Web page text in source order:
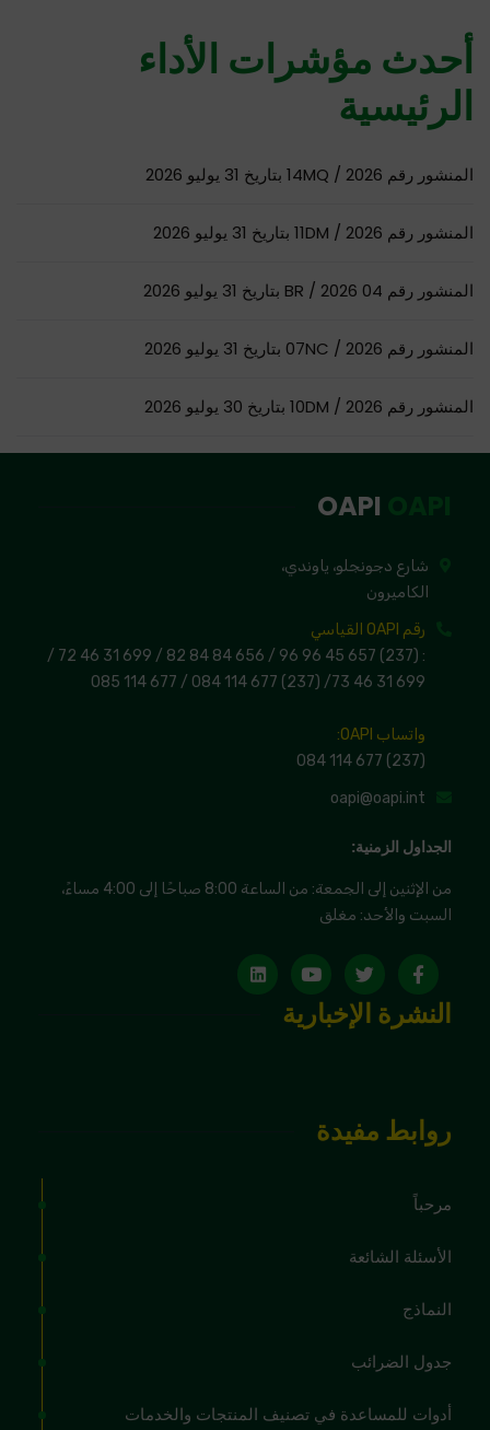
أحدث مؤشرات الأداء
الرئيسية
المنشور رقم 14MQ / 2026 بتاريخ 31 يوليو 2026
المنشور رقم 11DM / 2026 بتاريخ 31 يوليو 2026
المنشور رقم 04 BR / 2026 بتاريخ 31 يوليو 2026
المنشور رقم 07NC / 2026 بتاريخ 31 يوليو 2026
المنشور رقم 10DM / 2026 بتاريخ 30 يوليو 2026
OAPI
شارع دجونجلو، ياوندي،
الكاميرون
رقم OAPI القياسي
: (237) 657 45 96 96 /
656 84 84 82
/ 699 31 46 72
/
699 31 46 73
/
(237) 677 114 084 /
677 114 085
واتساب OAPI:
(237) 677 114 084
oapi@oapi.int
الجداول الزمنية:
من الإثنين إلى الجمعة: من الساعة 8:00 صباحًا إلى 4:00 مساءً،
السبت والأحد: مغلق
النشرة الإخبارية
روابط مفيدة
مرحباً
الأسئلة الشائعة
النماذج
جدول الضرائب
أدوات للمساعدة في تصنيف المنتجات والخدمات